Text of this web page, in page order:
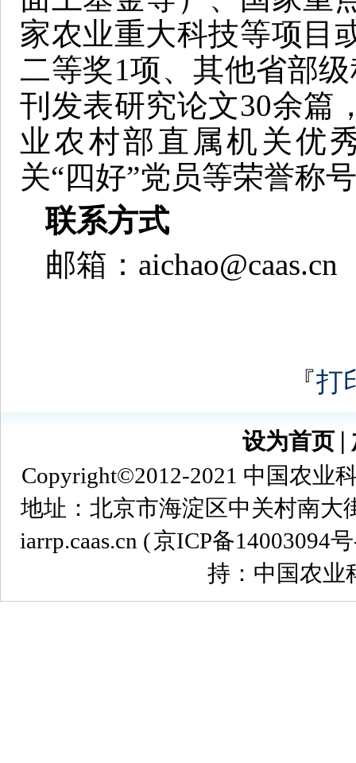
家农业重大科技等项目
二等奖1项、其他省部
刊发表研究论文30余篇
业农村部直属机关优
关“四好”党员等荣誉称
联系方式
邮箱：aichao@caas.cn
『打
设为首页
Copyright©2012-2021 中国农业
地址：北京市海淀区中关村南大
iarrp.caas.cn (京ICP备14003094
持：中国农